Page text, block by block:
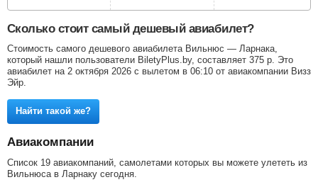
Сколько стоит самый дешевый авиабилет?
Стоимость самого дешевого авиабилета Вильнюс — Ларнака,
который нашли пользователи BiletyPlus.by, составляет 375 р . Это
авиабилет на 2 октября 2026 с вылетом в 06:10 от авиакомпании Визз
Эйр.
Найти такой же?
Авиакомпании
Список 19 авиакомпаний, самолетами которых вы можете улететь из
Вильнюса в Ларнаку сегодня.